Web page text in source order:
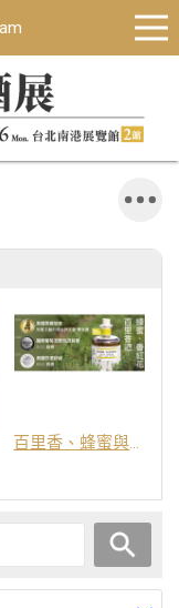
百里香、蜂蜜與番紅花酒